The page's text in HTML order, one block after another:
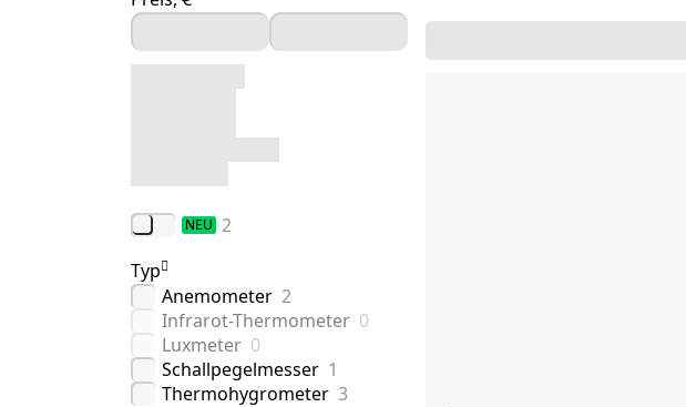
NEU 2
Typ
Anemometer 2
Infrarot-Thermometer 0
Luxmeter 0
Schallpegelmesser 1
Thermohygrometer 3